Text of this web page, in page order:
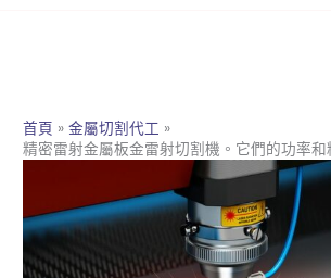
首頁
金屬切割代工
精密雷射金屬板金雷射切割機。它們的功率和